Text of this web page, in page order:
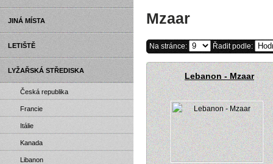
Mzaar
Na stránce: Řadit podle:
Lebanon - Mzaar
JINÁ MÍSTA
LETIŠTĚ
LYŽAŘSKÁ STŘEDISKA
Česká republika
Francie
Itálie
Kanada
Libanon